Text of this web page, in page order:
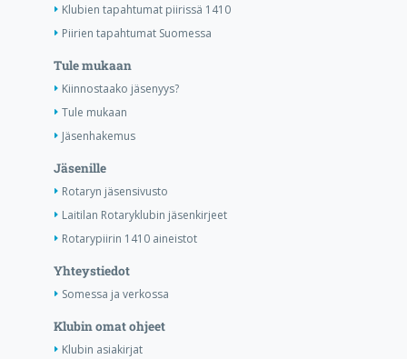
Klubien tapahtumat piirissä 1410
Piirien tapahtumat Suomessa
Tule mukaan
Kiinnostaako jäsenyys?
Tule mukaan
Jäsenhakemus
Jäsenille
Rotaryn jäsensivusto
Laitilan Rotaryklubin jäsenkirjeet
Rotarypiirin 1410 aineistot
Yhteystiedot
Somessa ja verkossa
Klubin omat ohjeet
Klubin asiakirjat